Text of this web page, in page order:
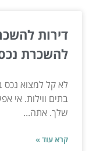
להשכרת
לא קל למצוא נכס
בתים ווילות. אי
שלך. אתה...
קרא עוד »